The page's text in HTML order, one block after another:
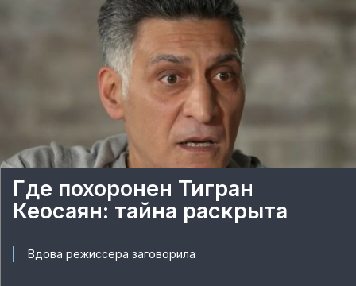
Где похоронен Тигран
Кеосаян: тайна раскрыта
Вдова режиссера заговорила